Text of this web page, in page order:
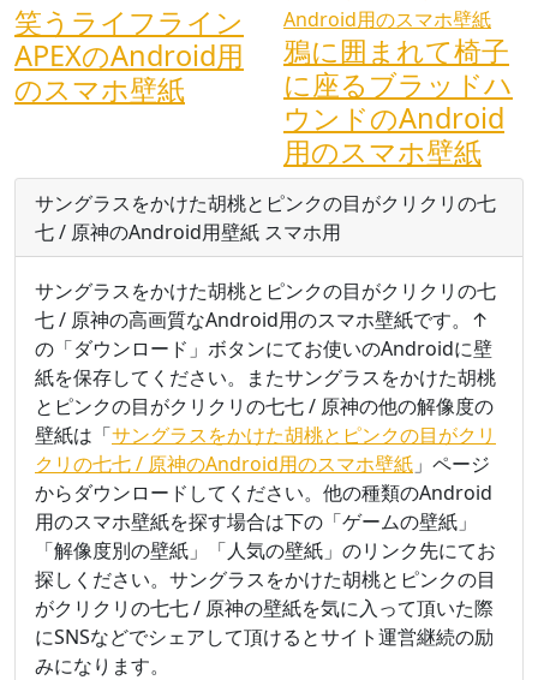
笑うライフライン
APEXのAndroid用
のスマホ壁紙
鴉に囲まれて椅子
に座るブラッドハ
ウンドのAndroid
用のスマホ壁紙
サングラスをかけた胡桃とピンクの目がクリクリの七
七 / 原神のAndroid用壁紙 スマホ用
サングラスをかけた胡桃とピンクの目がクリクリの七
七 / 原神の高画質なAndroid用のスマホ壁紙です。↑
の「ダウンロード」ボタンにてお使いのAndroidに壁
紙を保存してください。またサングラスをかけた胡桃
とピンクの目がクリクリの七七 / 原神の他の解像度の
壁紙は「サングラスをかけた胡桃とピンクの目がクリ
クリの七七 / 原神のAndroid用のスマホ壁紙 」ページ
からダウンロードしてください。他の種類のAndroid
用のスマホ壁紙を探す場合は下の「ゲームの壁紙」
「解像度別の壁紙」「人気の壁紙」のリンク先にてお
探しください。サングラスをかけた胡桃とピンクの目
がクリクリの七七 / 原神の壁紙を気に入って頂いた際
にSNSなどでシェアして頂けるとサイト運営継続の励
みになります。